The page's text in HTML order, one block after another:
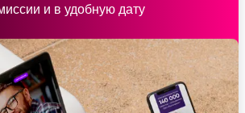
и в удобную дату